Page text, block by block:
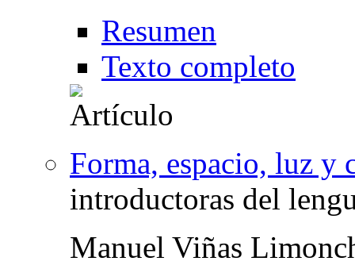
Resumen
Texto completo
Forma, espacio, luz y
introductoras del
Manuel Viñas